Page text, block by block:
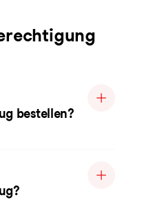
bestellen?